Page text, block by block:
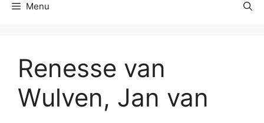
Menu
Renesse van
Wulven, Jan van